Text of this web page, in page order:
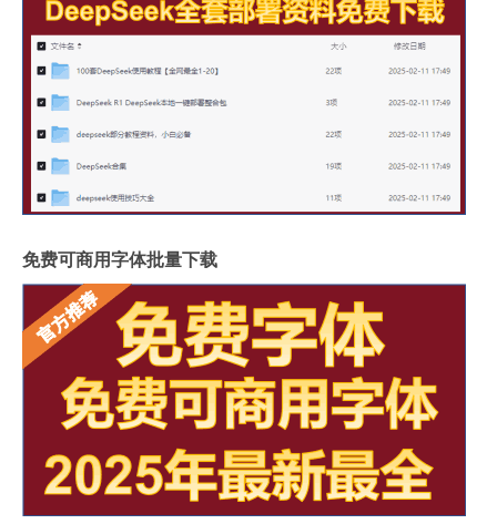
免费可商用字体批量下载